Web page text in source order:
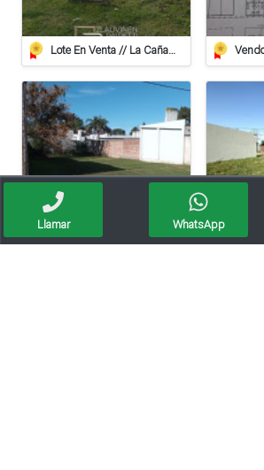
Lote En Venta // La Cañada
Llamar WhatsApp